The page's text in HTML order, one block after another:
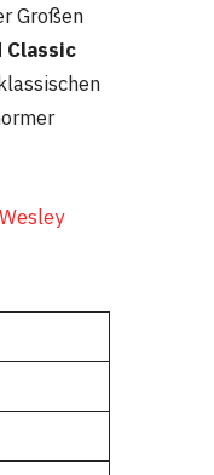
Großen
Classic
Wesley